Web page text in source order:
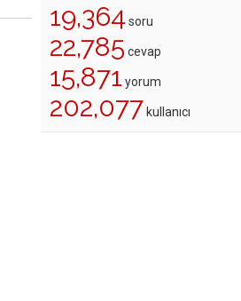
19,364 soru
22,785 cevap
15,871 yorum
202,077 kullanıcı